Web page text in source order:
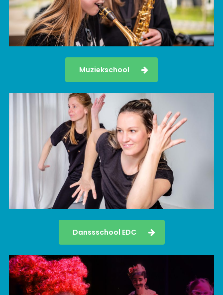
Muziekschool
Danssschool EDC